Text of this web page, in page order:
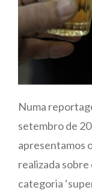
Numa
setembro de
apresentamos
realizada
categoria